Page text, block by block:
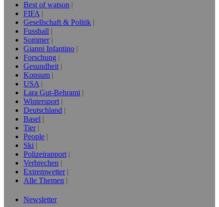
Best of watson
FIFA
Gesellschaft & Politik
Fussball
Sommer
Gianni Infantino
Forschung
Gesundheit
Konsum
USA
Lara Gut-Behrami
Wintersport
Deutschland
Basel
Tier
People
Ski
Polizeirapport
Verbrechen
Extremwetter
Alle Themen
Newsletter